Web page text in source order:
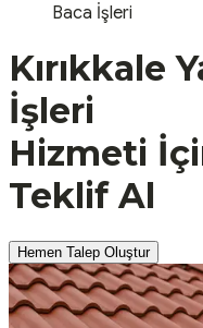
Baca İşleri
Kırıkkale
İşleri
Hizmeti
Teklif Al
Hemen Talep Oluştur